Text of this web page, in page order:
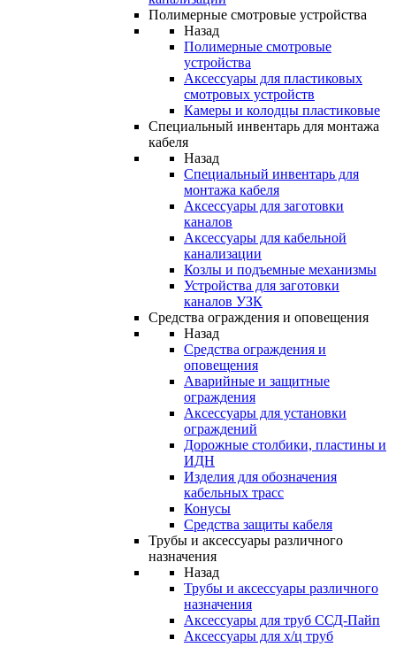
Полимерные смотровые устройства
Назад
Полимерные смотровые
устройства
Аксессуары для пластиковых
смотровых устройств
Камеры и колодцы пластиковые
Специальный инвентарь для монтажа
кабеля
Назад
Специальный инвентарь для
монтажа кабеля
Аксессуары для заготовки
каналов
Аксессуары для кабельной
канализации
Козлы и подъемные механизмы
Устройства для заготовки
каналов УЗК
Средства ограждения и оповещения
Назад
Средства ограждения и
оповещения
Аварийные и защитные
ограждения
Аксессуары для установки
ограждений
Дорожные столбики, пластины и
ИДН
Изделия для обозначения
кабельных трасс
Конусы
Средства защиты кабеля
Трубы и аксессуары различного
назначения
Назад
Трубы и аксессуары различного
назначения
Аксессуары для труб ССД-Пайп
Аксессуары для х/ц труб